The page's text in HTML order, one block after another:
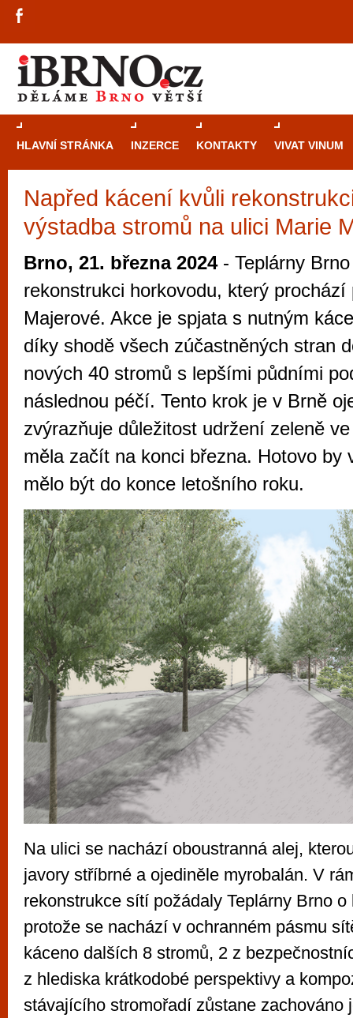
HLAVNÍ STRÁNKA INZERCE KONTAKTY VIVAT VINUM
Napřed kácení kvůli
výstadba stromů na ulici Marie
Brno, 21. března 2024- Teplárny
rekonstrukci horkovodu, který prochází
Majerové. Akce je spjata s nutným
díky shodě všech zúčastněných stran
nových 40 stromů s lepšími půdními
následnou péčí. Tento krok je v Brně
zvýrazňuje důležitost udržení zeleně
měla začít na konci března. Hotovo by
mělo být do konce letošního roku.
Na ulici se nachází oboustranná alej,
javory stříbrné a ojediněle myrobalán. V
rekonstrukce sítí požádaly Teplárny Brno
protože se nachází v ochranném pásmu
káceno dalších 8 stromů, 2 z
z hlediska krátkodobé perspektivy a
stávajícího stromořadí zůstane zachováno
Průvodce
Brně: Od
Brno je
zajímavé
restaurace,
Mimo jiné je ale také místem, kde si
vyzkoušet různé kasinové hry. V
metropoli naleznete širokou nabídku her
po moderní automaty jak pro pravidelné
příležitostné hráče. V...